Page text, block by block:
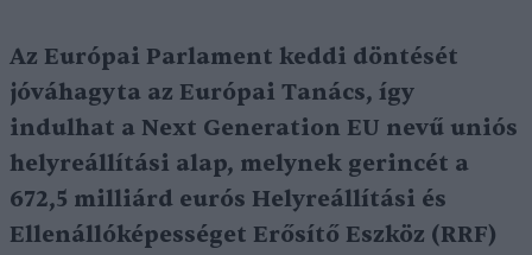
Az Európai Parlament keddi döntését
jóváhagyta az Európai Tanács, így
indulhat a Next Generation EU nevű uniós
helyreállítási alap, melynek gerincét a
672,5 milliárd eurós Helyreállítási és
Ellenállóképességet Erősítő Eszköz (RRF)